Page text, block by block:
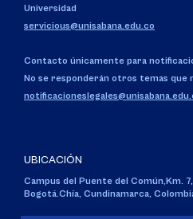
Universidad
servicious@unisabana.edu.co
Contacto únicamente para
No se responderán otros temas que
UBICACIÓN
Campus del Puente del Común,Km.
Bogotá.Chía, Cundinamarca,